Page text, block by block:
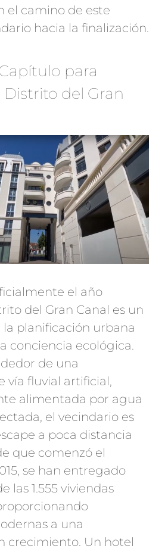
el camino de este
hacia la finalización.
para
Distrito del Gran
el año
del Gran Canal es un
planificación urbana
conciencia ecológica.
de una
vía fluvial artificial,
alimentada por agua
el vecindario es
a poca distancia
que comenzó el
se han entregado
las 1.555 viviendas
a una
crecimiento. Un hotel